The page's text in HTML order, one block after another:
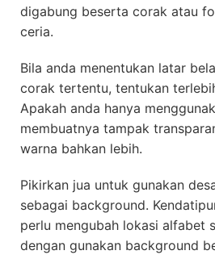
digabung beserta corak atau
ceria.
Bila anda menentukan latar
corak tertentu, tentukan
Apakah anda hanya
membuatnya tampak
warna bahkan lebih.
Pikirkan jua untuk gunakan
sebagai background.
perlu mengubah lokasi alfabet
dengan gunakan background